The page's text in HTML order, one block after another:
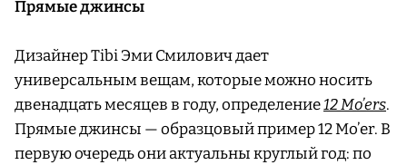
Прямые джинсы
Дизайнер Tibi Эми Смилович дает
универсальным вещам, которые можно носить
двенадцать месяцев в году, определение12 Mo’ers.
Прямые джинсы — образцовый пример 12 Mo’er. В
первую очередь они актуальны круглый год: по